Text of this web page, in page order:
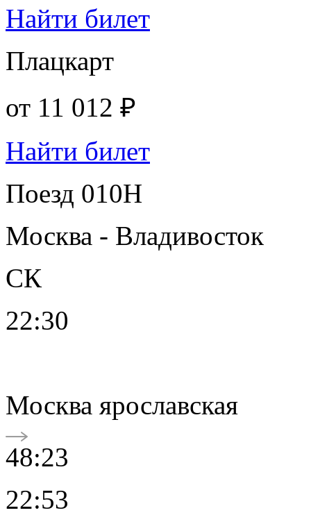
Найти билет
Плацкарт
от 11 012 ₽
Найти билет
Поезд 010Н
Москва - Владивосток
СК
22:30
Москва ярославская
48:23
22:53